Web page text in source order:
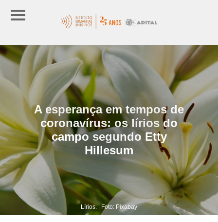
A esperança em tempos de
coronavírus: os lírios do
campo segundo Etty
Hillesum
Lírios. | Foto: Pixabay